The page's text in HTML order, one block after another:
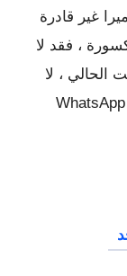
غير قادرة
، فقد لا
الحالي ، لا
توجد طريقة أخرى لتسجيل الدخول إلى WhatsApp